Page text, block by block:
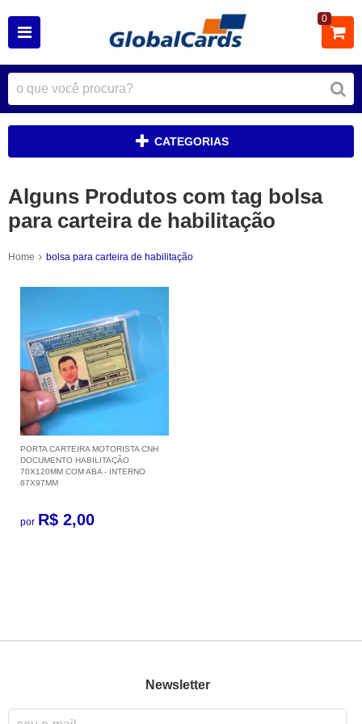
0
CATEGORIAS
Alguns Produtos com tag bolsa
para carteira de habilitação
Home bolsa para carteira de habilitação
PORTA CARTEIRA MOTORISTA CNH
DOCUMENTO HABILITAÇÃO
70X120MM COM ABA - INTERNO
67X97MM
por R$ 2,00
Newsletter